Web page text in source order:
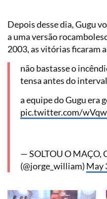
Depois desse dia, Gugu
a uma versão
2003, as vitórias ficaram
não bastasse o
tensa antes do
a equipe do Gugu era
pic.twitter.com/
— SOLTOU O MAÇO,
(@jorge_william) May